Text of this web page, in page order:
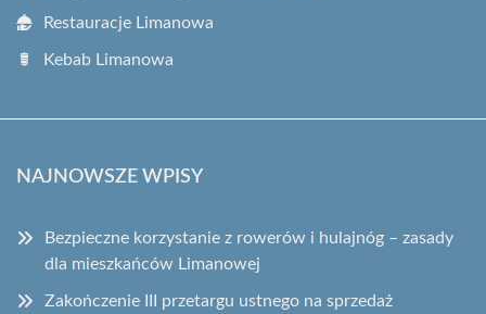
Restauracje Limanowa
Kebab Limanowa
NAJNOWSZE WPISY
Bezpieczne korzystanie z rowerów i hulajnóg – zasady
dla mieszkańców Limanowej
Zakończenie III przetargu ustnego na sprzedaż